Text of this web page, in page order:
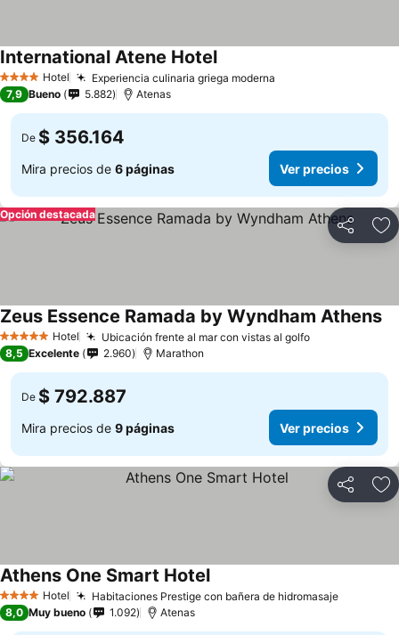
4 EstrellasHotel Experiencia culinaria griega moderna
International Atene HotelVer precios
7,9 Bueno 5.882 Atenas
De $ 356.164
Mira precios de 6 páginas Ver precios
Compartir
Opción destacada
5 Estrellas Hotel Ubicación frente al mar con vistas al golfoVer precios
Zeus Essence Ramada by Wyndham Athens
8,5 Excelente 2.960 Marathon
De $ 792.887
Mira precios de 9 páginas Ver precios
Compartir
4 EstrellasHotel Habitaciones Prestige con bañera de hidromasajeVer
Athens One Smart HotelVer precios
8,0 Muy bueno 1.092 Atenas